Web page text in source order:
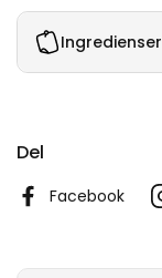
Ingredienser
Del
Facebook